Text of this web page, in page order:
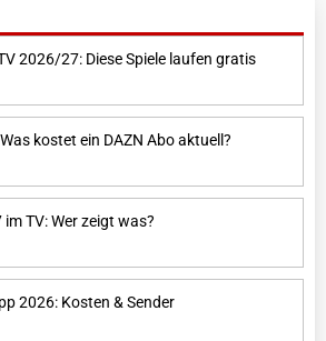
2026/27: Diese Spiele laufen gratis
kostet ein DAZN Abo aktuell?
TV: Wer zeigt was?
2026: Kosten & Sender